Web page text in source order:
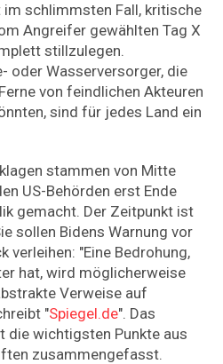
schlimmsten Fall, kritische
Angreifer gewählten Tag X
stillzulegen.
oder Wasserversorger, die
von feindlichen Akteuren
sind für jedes Land ein
stammen von Mitte
US-Behörden erst Ende
gemacht. Der Zeitpunkt ist
sollen Bidens Warnung vor
verleihen: "Eine Bedrohung,
hat, wird möglicherweise
Verweise auf
"Spiegel.de". Das
die wichtigsten Punkte aus
zusammengefasst.